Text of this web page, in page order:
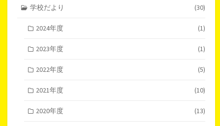
学校だより (30)
2024年度 (1)
2023年度 (1)
2022年度 (5)
2021年度 (10)
2020年度 (13)